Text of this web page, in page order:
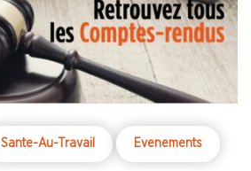
Sante-Au-Travail Evenements